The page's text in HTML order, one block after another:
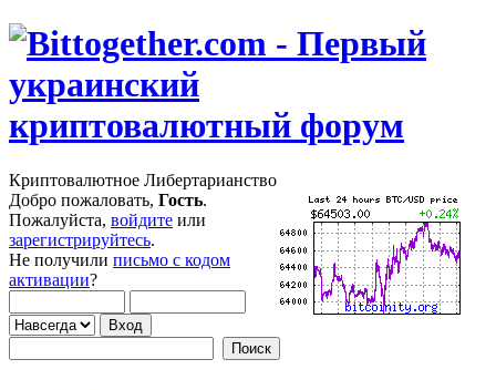
Криптовалютное Либертарианство
Добро пожаловать, Гость.
Пожалуйста, войдите или
зарегистрируйтесь.
Не получили письмо с кодом
активации?